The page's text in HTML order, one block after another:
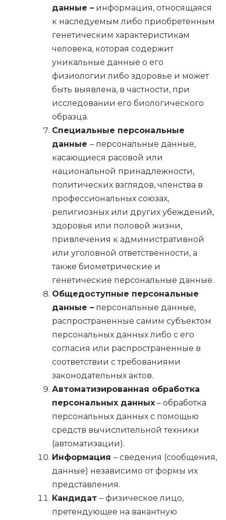
данные – информация, относящаяся
к наследуемым либо приобретенным
генетическим характеристикам
человека, которая содержит
уникальные данные о его
физиологии либо здоровье и может
быть выявлена, в частности, при
исследовании его биологического
образца.
Специальные персональные
данные – персональные данные,
касающиеся расовой или
национальной принадлежности,
политических взглядов, членства в
профессиональных союзах,
религиозных или других убеждений,
здоровья или половой жизни,
привлечения к административной
или уголовной ответственности, а
также биометрические и
генетические персональные данные.
Общедоступные персональные
данные – персональные данные,
распространенные самим субъектом
персональных данных либо с его
согласия или распространенные в
соответствии с требованиями
законодательных актов.
Автоматизированная обработка
персональных данных – обработка
персональных данных с помощью
средств вычислительной техники
(автоматизации).
Информация – сведения (сообщения,
данные) независимо от формы их
представления.
Кандидат – физическое лицо,
претендующее на вакантную